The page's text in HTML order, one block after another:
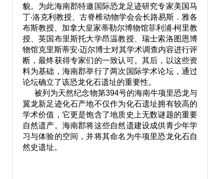
貌。为此海南郡特邀国际恐龙足迹研究专家美国马
丁‧洛克利教授、古脊椎动物学会会长路易斯．雅各
布斯教授、加拿大皇家蒂勒尔博物馆菲利浦‧柯里教
授、英国布里斯托大学昂温教授、瑞士索洛图恩博
物馆克里斯蒂安‧迈尔博士对其学术调查内容进行评
断，最终获得专家们的一致认可。其后，以这些资
料为基础，海南郡举行了两次国际学术论坛，通过
论坛确立了该恐龙化石遗址的重要性。
被列为天然纪念物第394号的海南牛项里恐龙与
翼龙新足迹化石产地不仅作为化石遗址拥有较高的
学术价值，它更是饱含了地质史上无数谜题的重要
自然遗产。海南郡将这些自然遗建设成供青少年学
习与体验的空间，并将其命名为牛项里恐龙化石自
然史遗址。